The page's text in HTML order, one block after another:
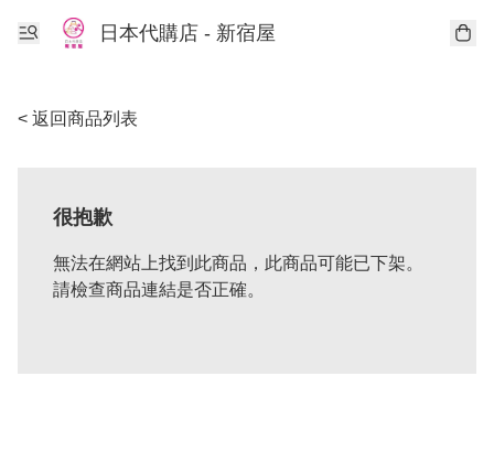
日本代購店 - 新宿屋
< 返回商品列表
很抱歉
無法在網站上找到此商品，此商品可能已下架。
請檢查商品連結是否正確。